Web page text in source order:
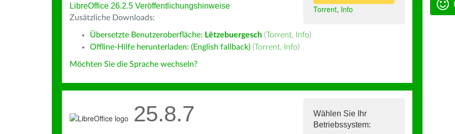
Torrent, Info
LibreOffice 26.2.5 Veröffentlichungshinweise
Zusätzliche Downloads:
Übersetzte Benutzeroberfläche: Lëtzebuergesch (Torrent, Info)
Offline-Hilfe herunterladen: (English fallback) (Torrent, Info)
Möchten Sie die Sprache wechseln?
Wählen Sie Ihr
Betriebssystem:
25.8.7